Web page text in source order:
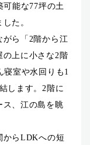
可能な77坪の土
た。
がら「2階から江
の上に小さな2階
室や水回りも1
します。2階に
ス、江の島を眺
からLDKへの短